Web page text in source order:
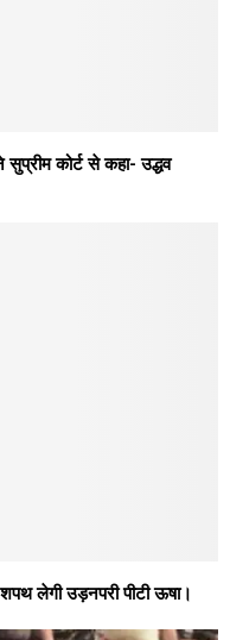
सुप्रीम कोर्ट से कहा- उद्धव
लेगी उड़नपरी पीटी ऊषा।